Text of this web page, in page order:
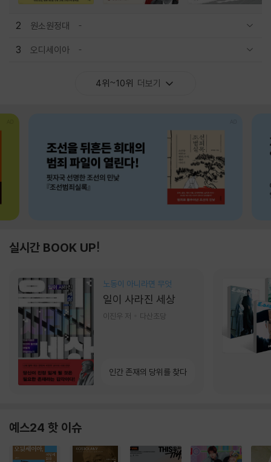
2 원소원정대
3 오디세이아
4위~10위 더보기
실시간 BOOK UP!
노동이 아니라면 무엇
일이 사라진 세상
이진우 저 다산초당
인간 존재의 당위를 찾다
예스24 핫 이슈